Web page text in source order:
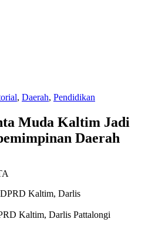
, Daerah, Pendidikan
Muda Kaltim Jadi
Daerah
Kaltim, Darlis Pattalongi